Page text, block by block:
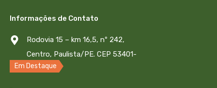
44 e 54 m²
Em Destaque
Informações de Contato
Rodovia 15 – km 16,5, nº 242,
Centro, Paulista/PE. CEP 53401-
445